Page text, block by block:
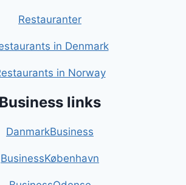
Restauranter
in Denmark
in Norway
Business links
DanmarkBusiness
BusinessKøbenhavn